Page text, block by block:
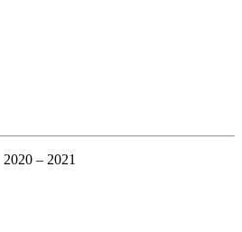
2020 – 2021